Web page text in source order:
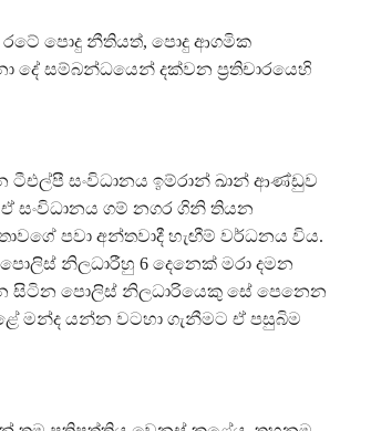
පොදු නීතියත්, පොදු ආගමික
දේ සම්බන්ධයෙන් දක්වන ප්‍රතිචාරයෙහි
ටීඑල්පී සංවිධානය ඉම්රාන් ඛාන් ආණ්ඩුව
සංවිධානය ගම් නගර ගිනි තියන
පවා අන්තවාදී හැඟීම් වර්ධනය විය.
නිලධාරීහු 6 දෙනෙක් මරා දමන
සිටින පොලිස් නිලධාරියෙකු සේ පෙනෙන
මන්ද යන්න වටහා ගැනීමට ඒ පසුබිම